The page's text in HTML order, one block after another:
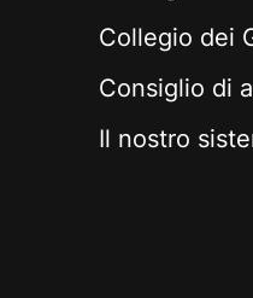
Collegio dei
Consiglio di
Il nostro